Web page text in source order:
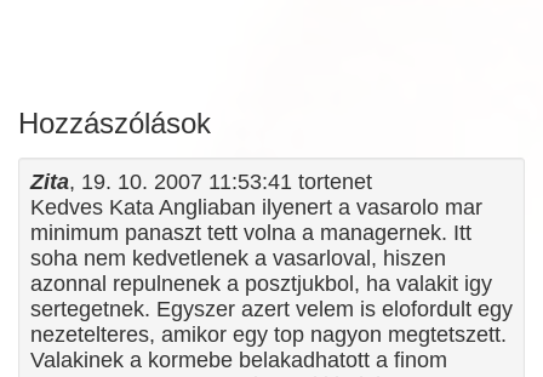
Hozzászólások
Zita, 19. 10. 2007 11:53:41 tortenet
Kedves Kata Angliaban ilyenert a vasarolo mar
minimum panaszt tett volna a managernek. Itt
soha nem kedvetlenek a vasarloval, hiszen
azonnal repulnenek a posztjukbol, ha valakit igy
sertegetnek. Egyszer azert velem is elofordult egy
nezetelteres, amikor egy top nagyon megtetszett.
Valakinek a kormebe belakadhatott a finom